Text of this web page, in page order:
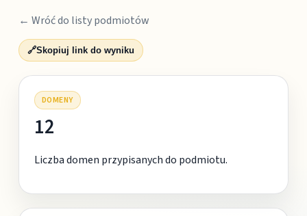
← Wróć do listy podmiotów
🔗Skopiuj link do wyniku
DOMENY
12
Liczba domen przypisanych do podmiotu.